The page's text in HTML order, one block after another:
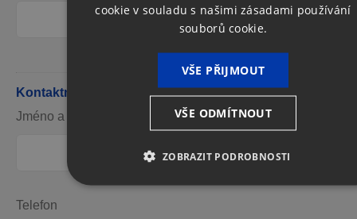
Kontaktní osoba
Jméno a příjmení *
E-mail *
Telefon
cookie v souladu s našimi zásadami používání
souborů cookie.
VŠE PŘIJMOUT
VŠE ODMÍTNOUT
ZOBRAZIT PODROBNOSTI